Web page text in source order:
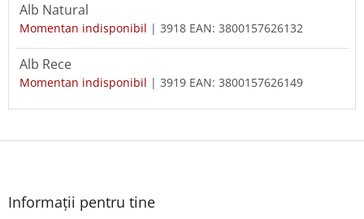
Alb Natural
Momentan indisponibil | 3918 EAN: 3800157626132
Alb Rece
Momentan indisponibil | 3919 EAN: 3800157626149
S
Informații pentru tine